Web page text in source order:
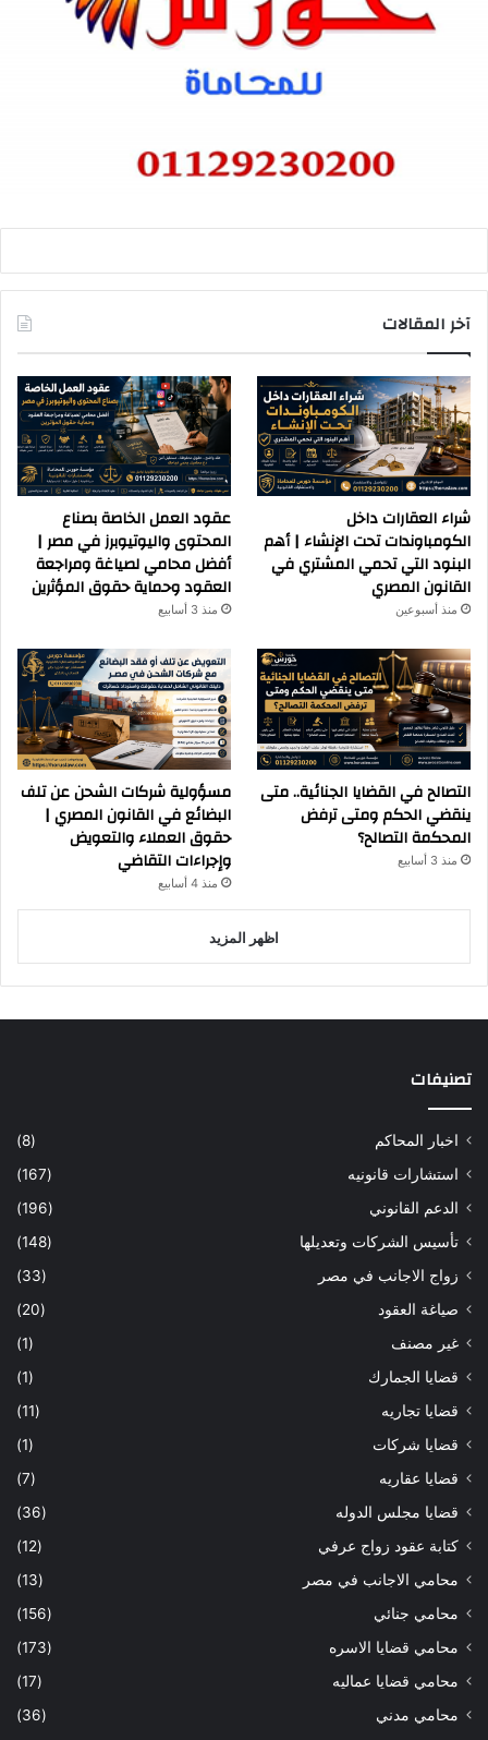
آخر المقالات
شراء العقارات داخل
الكومباوندات تحت الإنشاء | أهم
البنود التي تحمي المشتري في
القانون المصري
منذ أسبوعين
عقود العمل الخاصة بصناع
المحتوى واليوتيوبرز في مصر |
أفضل محامي لصياغة ومراجعة
العقود وحماية حقوق المؤثرين
منذ 3 أسابيع
التصالح في القضايا الجنائية.. متى
ينقضي الحكم ومتى ترفض
المحكمة التصالح؟
منذ 3 أسابيع
مسؤولية شركات الشحن عن تلف
البضائع في القانون المصري |
حقوق العملاء والتعويض
وإجراءات التقاضي
منذ 4 أسابيع
اظهر المزيد
تصنيفات
اخبار المحاكم
(8)
استشارات قانونيه
(167)
الدعم القانوني
(196)
تأسيس الشركات وتعديلها
(148)
زواج الاجانب في مصر
(33)
صياغة العقود
(20)
غير مصنف
(1)
قضايا الجمارك
(1)
قضايا تجاريه
(11)
قضايا شركات
(1)
قضايا عقاريه
(7)
قضايا مجلس الدوله
(36)
كتابة عقود زواج عرفي
(12)
محامي الاجانب في مصر
(13)
محامي جنائي
(156)
محامي قضايا الاسره
(173)
محامي قضايا عماليه
(17)
محامي مدني
(36)